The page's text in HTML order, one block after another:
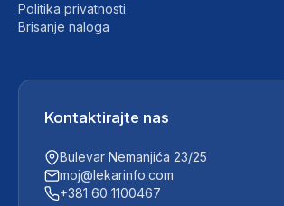
Politika privatnosti
Brisanje naloga
Kontaktirajte nas
Bulevar Nemanjića 23/25
moj@lekarinfo.com
+381 60 1100467